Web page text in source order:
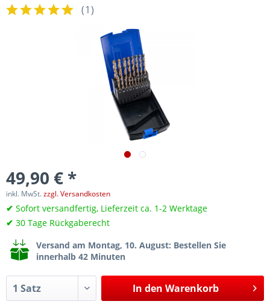
(1)
49,90 € *
inkl. MwSt.zzgl. Versandkosten
✔ Sofort versandfertig, Lieferzeit ca. 1-2 Werktage
✔ 30 Tage Rückgaberecht
Versand am Montag, 10. August: Bestellen Sie
innerhalb 42 Minuten
In den Warenkorb